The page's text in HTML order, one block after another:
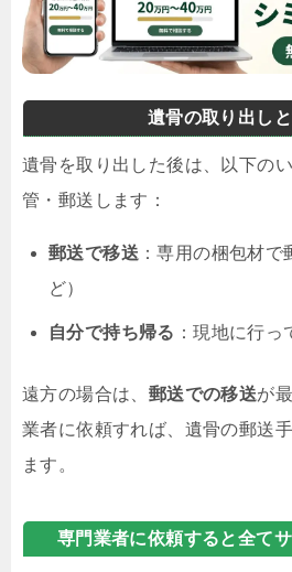
遺骨の取り出し
遺骨を取り出した後は、以下の
管・郵送します：
郵送で移送 ：専用の梱包材
ど）
自分で持ち帰る ：現地に行っ
遠方の場合は、 郵送での移送が
業者に依頼すれば、遺骨の郵送
ます。
専門業者に依頼すると全て